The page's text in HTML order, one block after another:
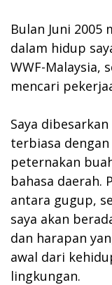
Bulan Juni
dalam hidup
WWF-Malaysia,
mencari
Saya
terbiasa
peternakan
bahasa daerah.
antara gugup,
saya akan
dan harapan
awal dari
lingkungan.